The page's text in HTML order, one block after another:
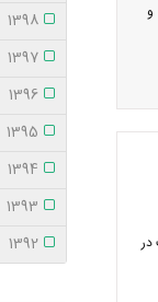
و
1398
1397
1396
1395
1394
1393
1392